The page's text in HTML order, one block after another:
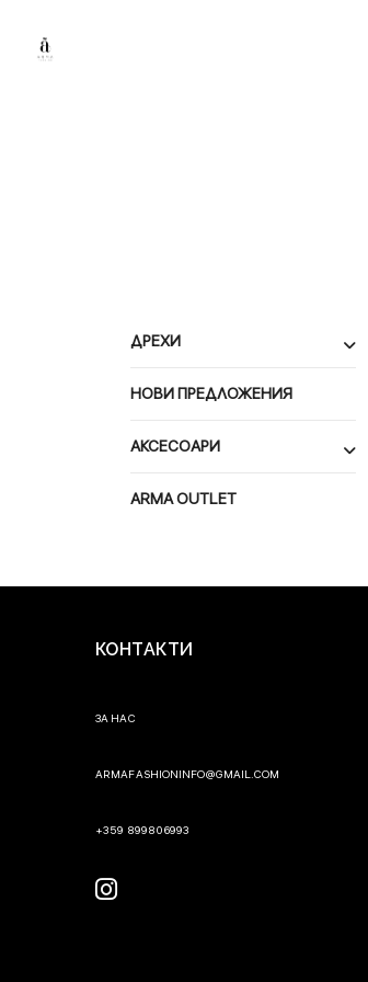
ДРЕХИ
НОВИ ПРЕДЛОЖЕНИЯ
АКСЕСОАРИ
ARMA OUTLET
КОНТАКТИ
ЗА НАС
ARMAFASHIONINFO@GMAIL.COM
+359 899806993